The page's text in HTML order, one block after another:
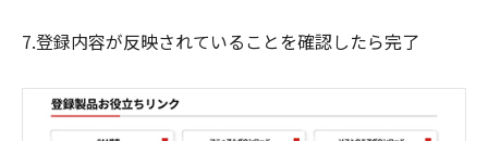
7.登録内容が反映されていることを確認したら完了